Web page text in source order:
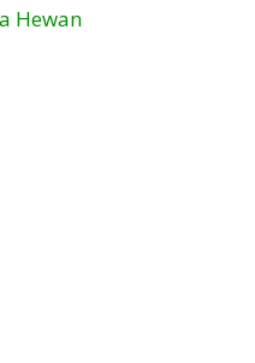
Hewan